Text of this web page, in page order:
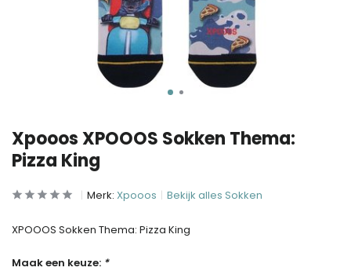
Xpooos XPOOOS Sokken Thema:
Pizza King
Merk: Xpooos Bekijk alles Sokken
XPOOOS Sokken Thema: Pizza King
Maak een keuze: *